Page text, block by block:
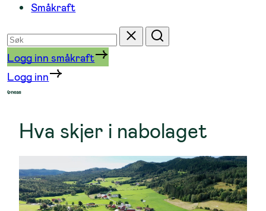
Småkraft
Søk
etter
Tilbakestill
Søk
Logg inn småkraft
Logg inn
Hva skjer i nabolaget